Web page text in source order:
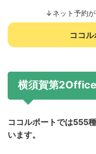
↓ネット予約
ココ
横須賀第
ココルポートでは555
います。